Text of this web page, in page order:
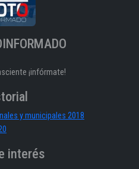
¡infórmate!
y municipales 2018
interés